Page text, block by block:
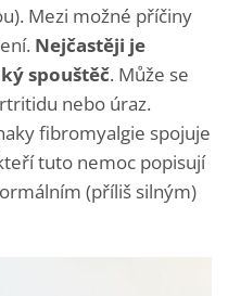
Mezi možné příčiny
Nejčastěji je
spouštěč. Může se
nebo úraz.
fibromyalgie spojuje
tuto nemoc popisují
(příliš silným)